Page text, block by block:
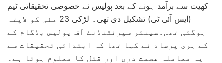
کھیت سے برآمد ہونے کے بعد پولیس نے خصوصی تحقیقاتی ٹیم
(ایس آئی ٹی) تشکیل دی تھی۔ لڑکی 23 مئی کو لاپتہ
ہوگئی تھی۔سینئر سپرنٹنڈنٹ آف پولیس بڈگام کے
کے ہری پرساد نے کہا تھا کہ ابتدائی تحقیقات سے
یہ معاملہ عصمت دری اور قتل کا معلوم ہوتا ہے۔